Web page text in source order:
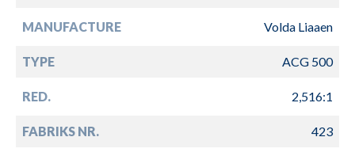
MANUFACTURE Volda Liaaen
TYPE ACG 500
RED. 2,516:1
FABRIKS NR. 423